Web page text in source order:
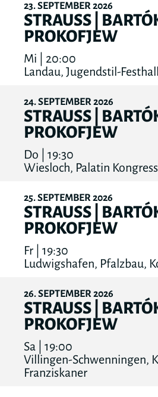
23 SEPTEMBER2026
STRAUSS |
PROKOFJEW
Mi | 20:00
Landau, Jugendstil-
24 SEPTEMBER2026
STRAUSS |
PROKOFJEW
Do | 19:30
Wiesloch, Palatin
25 SEPTEMBER2026
STRAUSS |
PROKOFJEW
Fr | 19:30
Ludwigshafen, Pfalzbau,
26 SEPTEMBER2026
STRAUSS |
PROKOFJEW
Sa | 19:00
Villingen-Schwenningen,
Franziskaner